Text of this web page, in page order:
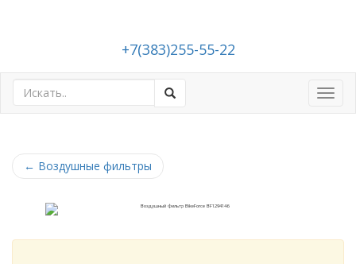
+7(383)255-55-22
← Воздушные фильтры